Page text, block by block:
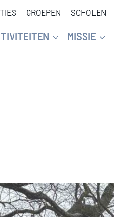
GROEPEN SCHOLEN
MISSIE